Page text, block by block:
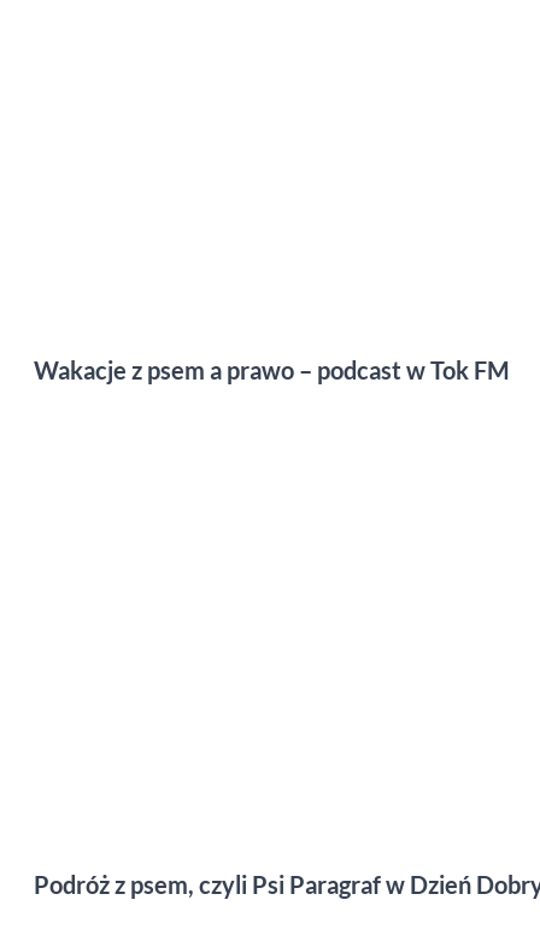
Wakacje z psem a prawo – podcast w Tok FM
Podróż z psem, czyli Psi Paragraf w Dzień